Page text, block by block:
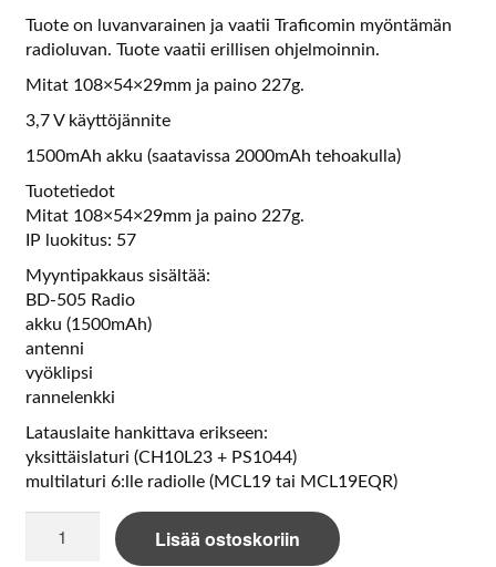
Tuote on luvanvarainen ja vaatii Traficomin myöntämän
radioluvan. Tuote vaatii erillisen ohjelmoinnin.
Mitat 108×54×29mm ja paino 227g.
3,7 V käyttöjännite
1500mAh akku (saatavissa 2000mAh tehoakulla)
Tuotetiedot
Mitat 108×54×29mm ja paino 227g.
IP luokitus: 57
Myyntipakkaus sisältää:
BD-505 Radio
akku (1500mAh)
antenni
vyöklipsi
rannelenkki
Latauslaite hankittava erikseen:
yksittäislaturi (CH10L23 + PS1044)
multilaturi 6:lle radiolle (MCL19 tai MCL19EQR)
Lisää ostoskoriin